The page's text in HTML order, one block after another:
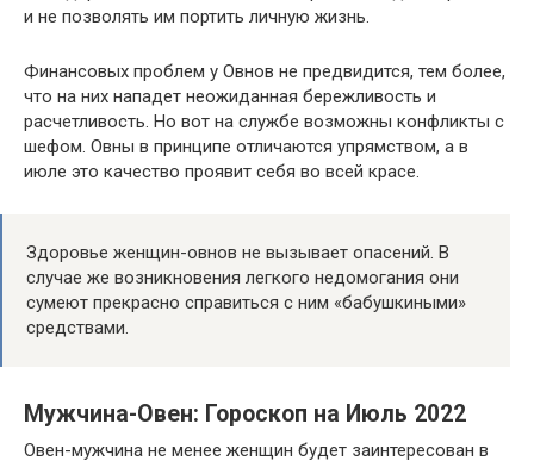
и не позволять им портить личную жизнь.
Финансовых проблем у Овнов не предвидится, тем более,
что на них нападет неожиданная бережливость и
расчетливость. Но вот на службе возможны конфликты с
шефом. Овны в принципе отличаются упрямством, а в
июле это качество проявит себя во всей красе.
Здоровье женщин-овнов не вызывает опасений. В
случае же возникновения легкого недомогания они
сумеют прекрасно справиться с ним «бабушкиными»
средствами.
Мужчина-Овен: Гороскоп на Июль 2022
Овен-мужчина не менее женщин будет заинтересован в